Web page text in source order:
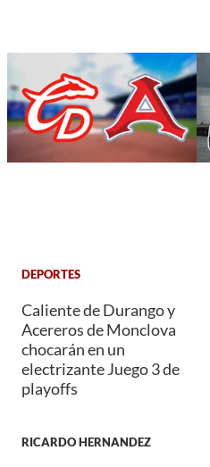
DEPORTES
Caliente de Durango y
Acereros de Monclova
chocarán en un
electrizante Juego 3 de
playoffs
RICARDO HERNANDEZ